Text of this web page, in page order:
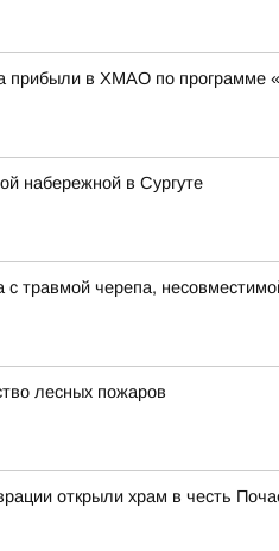
прибыли в ХМАО по программе
набережной в Сургуте
травмой черепа,
лесных пожаров
открыли храм в честь